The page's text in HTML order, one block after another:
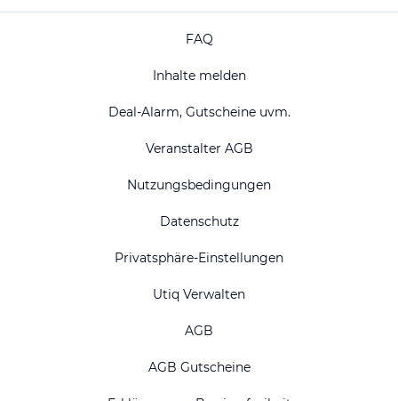
FAQ
Inhalte melden
Deal-Alarm, Gutscheine uvm.
Veranstalter AGB
Nutzungsbedingungen
Datenschutz
Privatsphäre-Einstellungen
Utiq Verwalten
AGB
AGB Gutscheine